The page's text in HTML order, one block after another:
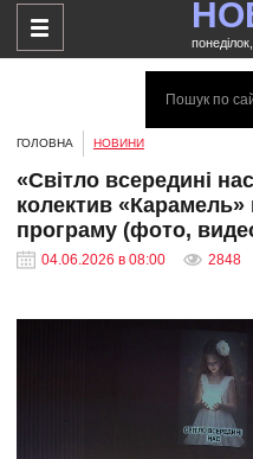
ГОЛОВНА НОВИНИ
«Світло всередині
колектив «Карамель»
програму (фото,
04.06.2026 в 08:00 2848